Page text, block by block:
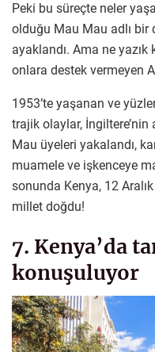
Peki bu süreçte neler
olduğu Mau Mau adlı bir
ayaklandı. Ama ne
onlara destek vermeyen
1953’te yaşanan ve
trajik olaylar,
Mau üyeleri yakalandı,
muamele ve işkenceye
sonunda Kenya, 12
millet doğdu!
7. Kenya’da
konuşuluyor